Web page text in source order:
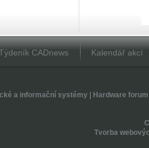
CADnews Kalendář akcí
a informační systémy| Hardware forum
Tvorba